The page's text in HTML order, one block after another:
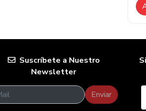
Suscríbete a Nuestro
Newsletter
Enviar